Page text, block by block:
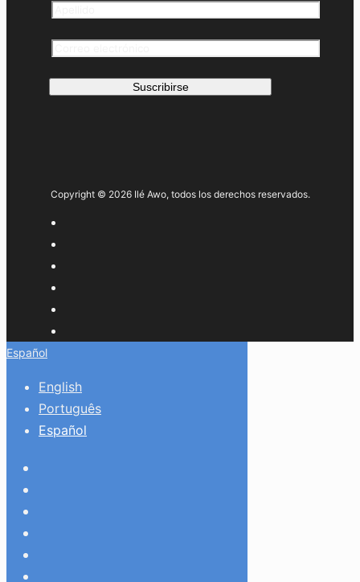
Copyright © 2026 Ilé Awo, todos los derechos reservados.
Español
English
Português
Español